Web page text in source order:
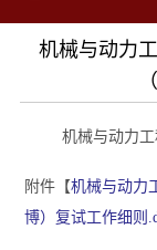
机械与动力
机械与动力工
附件【机械与动力
博）复试工作细则